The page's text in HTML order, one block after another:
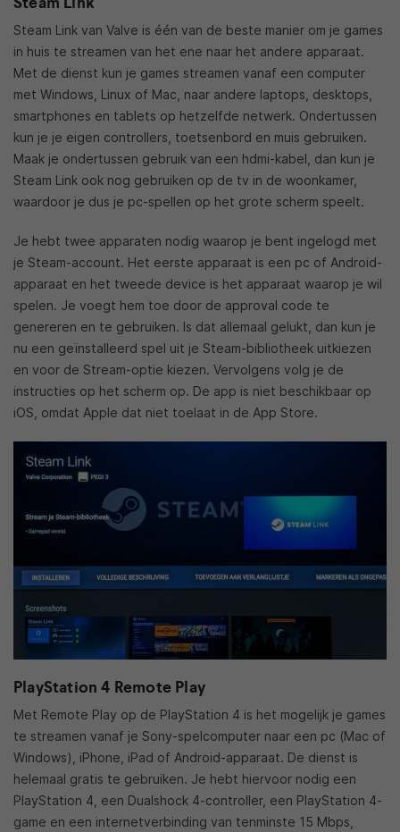
Steam Link van Valve is één van de beste manier om je games
in huis te streamen van het ene naar het andere apparaat.
Met de dienst kun je games streamen vanaf een computer
met Windows, Linux of Mac, naar andere laptops, desktops,
smartphones en tablets op hetzelfde netwerk. Ondertussen
kun je je eigen controllers, toetsenbord en muis gebruiken.
Maak je ondertussen gebruik van een hdmi-kabel, dan kun je
Steam Link ook nog gebruiken op de tv in de woonkamer,
waardoor je dus je pc-spellen op het grote scherm speelt.
Je hebt twee apparaten nodig waarop je bent ingelogd met
je Steam-account. Het eerste apparaat is een pc of Android-
apparaat en het tweede device is het apparaat waarop je wil
spelen. Je voegt hem toe door de approval code te
genereren en te gebruiken. Is dat allemaal gelukt, dan kun je
nu een geïnstalleerd spel uit je Steam-bibliotheek uitkiezen
en voor de Stream-optie kiezen. Vervolgens volg je de
instructies op het scherm op. De app is niet beschikbaar op
iOS, omdat Apple dat niet toelaat in de App Store.
PlayStation 4 Remote Play
Met Remote Play op de PlayStation 4 is het mogelijk je games
te streamen vanaf je Sony-spelcomputer naar een pc (Mac of
Windows), iPhone, iPad of Android-apparaat. De dienst is
helemaal gratis te gebruiken. Je hebt hiervoor nodig een
PlayStation 4, een Dualshock 4-controller, een PlayStation 4-
game en een internetverbinding van tenminste 15 Mbps,